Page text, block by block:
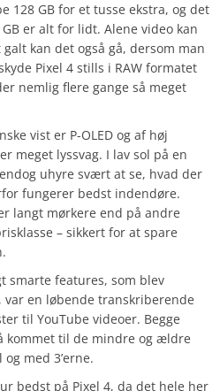
128 GB for et tusse ekstra, og det
er alt for lidt. Alene video kan
kan det også gå, dersom man
Pixel 4 stills i RAW formatet
nemlig flere gange så meget
vist er P-OLED og af høj
meget lyssvag. I lav sol på en
uhyre svært at se, hvad der
fungerer bedst indendøre.
langt mørkere end på andre
– sikkert for at spare
smarte features, som blev
var en løbende transkriberende
til YouTube videoer. Begge
kommet til de mindre og ældre
med 3’erne.
bedst på Pixel 4, da det hele her